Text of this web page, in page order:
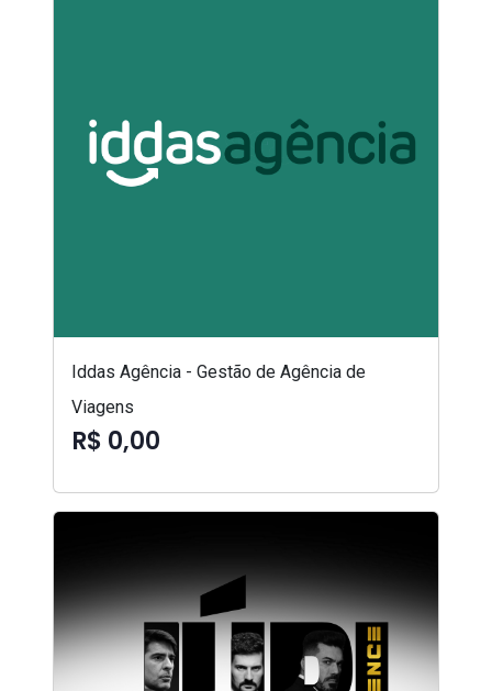
Iddas Agência - Gestão de Agência de
Viagens
R$ 0,00